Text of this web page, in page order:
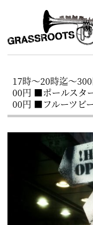
浜
グ
ス
ル
ー
駅
北
西
口
か
ら
徒
分・
17時～20時迄～
00円 ■ポールスタ
00円 ■フルーツビ